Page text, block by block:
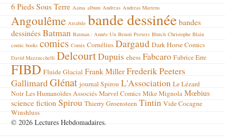
6 Pieds Sous Terre Aama album Andreas Andreas Martens
Angoulême Atrabile bande dessinéebandes
dessinéesBatman Batman : Année Un Benoit Peeters Blutch Christophe Blain
comic books comics Comix Cornélius Dargaud Dark Horse Comics
David Mazzucchelli DelcourtDupuis ehess Fabcaro Fabrice Erre
FIBD Fluide Glacial Frank MillerFrederik Peeters
GallimardGlénat journal Spirou L'Association Le Lézard
Noir Les Humanoïdes Associés Marvel Comics Mike Mignola Mœbius
science fiction Spirou Thierry Groensteen Tintin Vide Cocagne
Winshluss
© 2026 Lectures Hebdomadaires.